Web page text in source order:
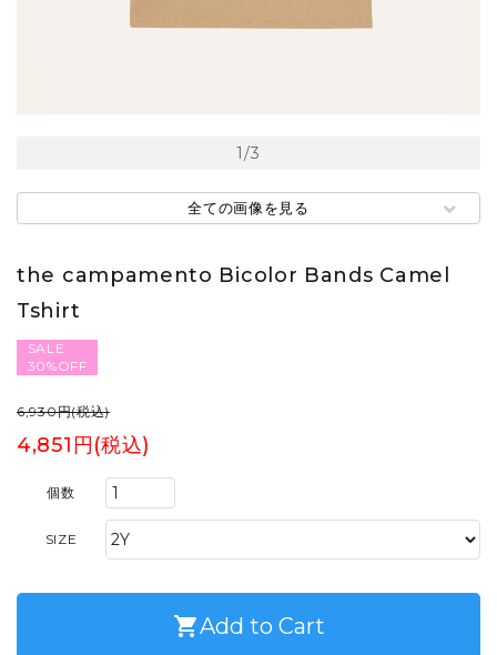
1/3
全ての画像を見る
the campamento Bicolor Bands Camel
Tshirt
SALE
30%OFF
6,930円(税込)
4,851円(税込)
個数
SIZE
shopping_cartAdd to Cart